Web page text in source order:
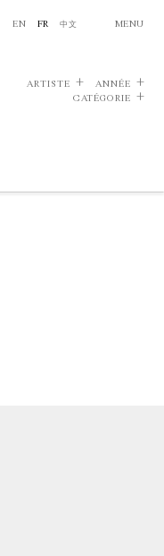
EN FR 中文 MENU
ARTISTE
ANNÉE
CATÉGORIE